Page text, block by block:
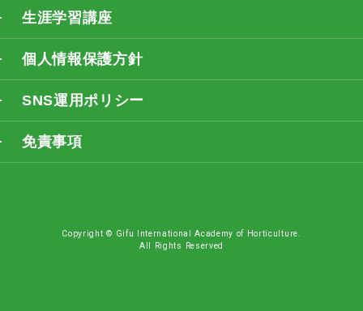
生涯学習講座
個人情報保護方針
SNS運用ポリシー
免責事項
Copyright © Gifu International Academy of Horticulture.
All Rights Reserved